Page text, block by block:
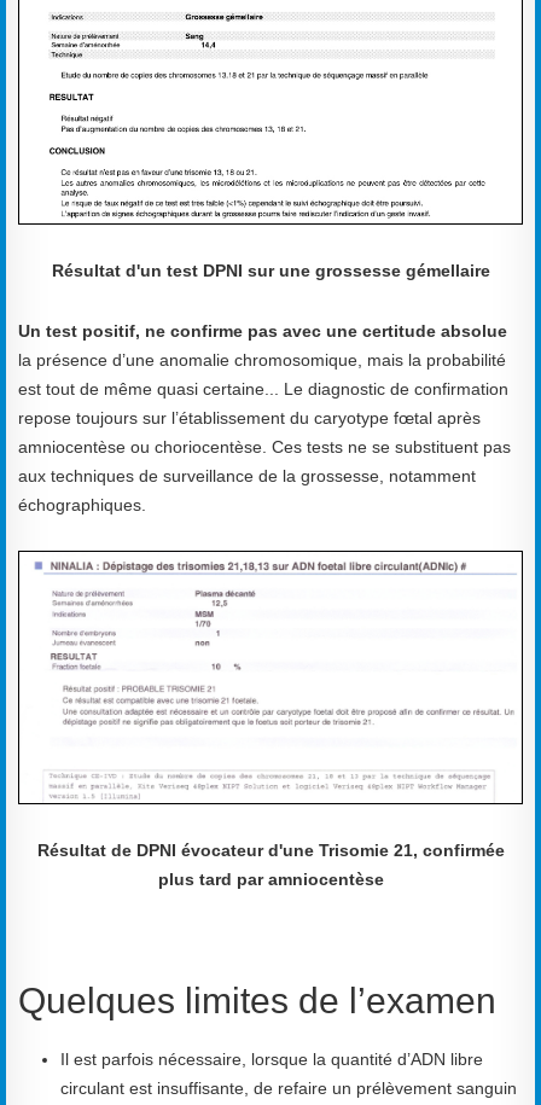
Résultat d'un test DPNI sur une grossesse gémellaire
Un test positif, ne confirme pas avec une certitude absolue
la présence d’une anomalie chromosomique, mais la probabilité
est tout de même quasi certaine... Le diagnostic de confirmation
repose toujours sur l’établissement du caryotype fœtal après
amniocentèse ou choriocentèse. Ces tests ne se substituent pas
aux techniques de surveillance de la grossesse, notamment
échographiques.
Résultat de DPNI évocateur d'une Trisomie 21, confirmée
plus tard par amniocentèse
Quelques limites de l’examen
Il est parfois nécessaire, lorsque la quantité d’ADN libre
circulant est insuffisante, de refaire un prélèvement sanguin